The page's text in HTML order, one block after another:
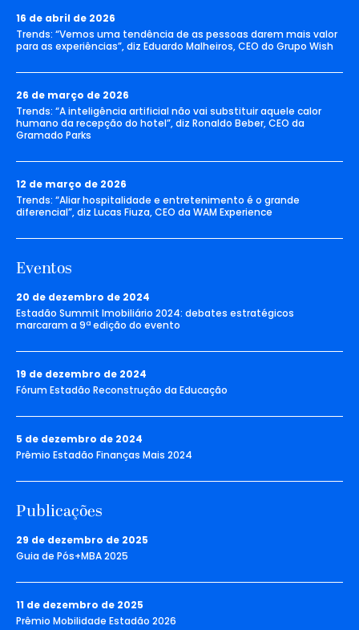
16 de abril de 2026
Trends: “Vemos uma tendência de as pessoas darem mais valor
para as experiências”, diz Eduardo Malheiros, CEO do Grupo Wish
26 de março de 2026
Trends: “A inteligência artificial não vai substituir aquele calor
humano da recepção do hotel”, diz Ronaldo Beber, CEO da
Gramado Parks
12 de março de 2026
Trends: “Aliar hospitalidade e entretenimento é o grande
diferencial”, diz Lucas Fiuza, CEO da WAM Experience
Eventos
20 de dezembro de 2024
Estadão Summit Imobiliário 2024: debates estratégicos
marcaram a 9ª edição do evento
19 de dezembro de 2024
Fórum Estadão Reconstrução da Educação
5 de dezembro de 2024
Prêmio Estadão Finanças Mais 2024
Publicações
29 de dezembro de 2025
Guia de Pós+MBA 2025
11 de dezembro de 2025
Prêmio Mobilidade Estadão 2026